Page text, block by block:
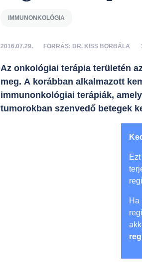
IMMUNONKOLÓGIA
2016.07.29. FORRÁS: DR. KISS BORBÁLA
Az onkológiai terápia területén
meg. A korábban alkalmazott
immunonkológiai terápiák,
tumorokban szenvedő betegek
Ha